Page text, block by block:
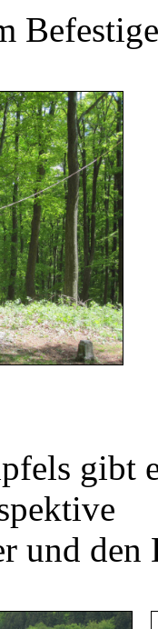
gibt
und den